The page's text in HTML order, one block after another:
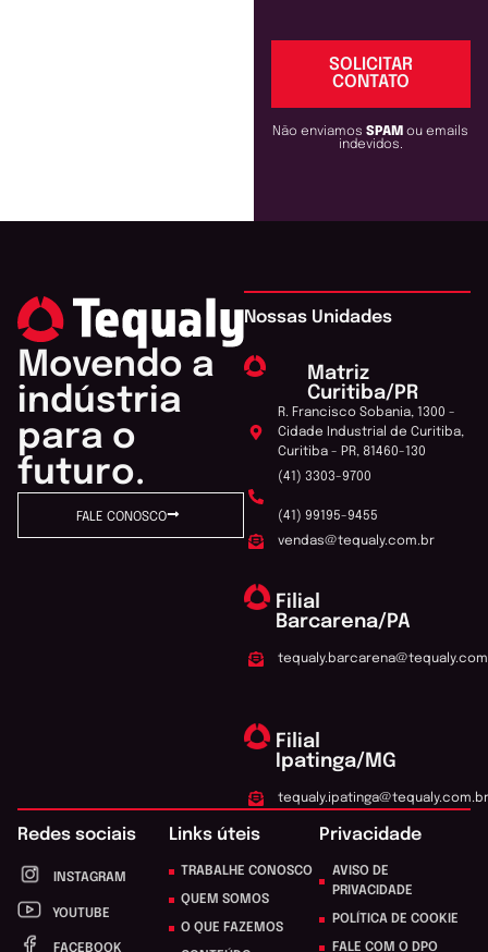
SOLICITAR
CONTATO
Não enviamosSPAMou emails
indevidos.
Movendo a
indústria
para o
futuro.
FALE CONOSCO
Nossas Unidades
Matriz
Curitiba/PR
R. Francisco Sobania, 1300 -
Cidade Industrial de Curitiba,
Curitiba - PR, 81460-130
(41) 3303-9700
(41) 99195-9455
vendas@tequaly.com.br
Filial
Barcarena/PA
Filial
Ipatinga/MG
tequaly.ipatinga@tequaly.com.br
Redes sociais
INSTAGRAM
YOUTUBE
FACEBOOK
Links úteis
TRABALHE CONOSCO
QUEM SOMOS
O QUE FAZEMOS
Privacidade
AVISO DE
PRIVACIDADE
POLÍTICA DE COOKIE
FALE COM O DPO